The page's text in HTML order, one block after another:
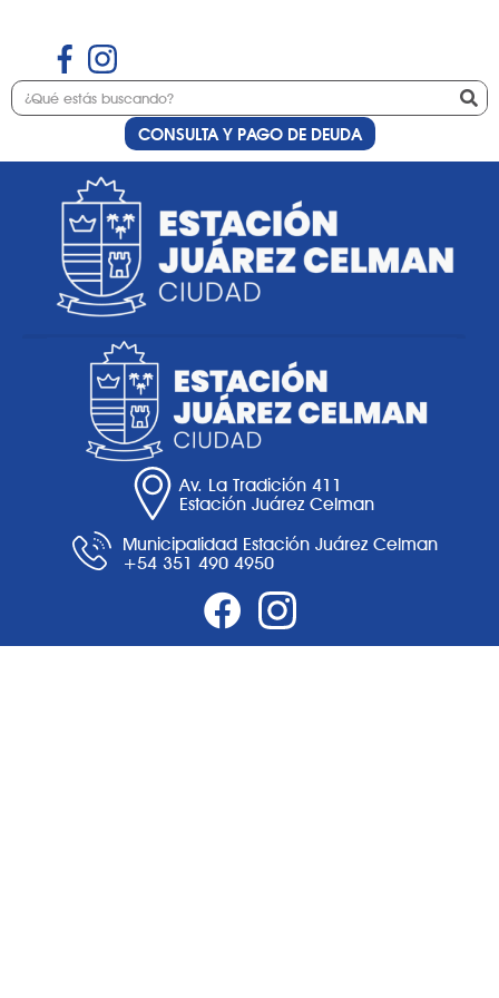
CONSULTA Y PAGO DE DEUDA
Etiqueta:Calidad de
atención al cliente
Av. La Tradición 411
Estación Juárez Celman
Municipalidad Estación Juárez Celman
+54 351 490 4950